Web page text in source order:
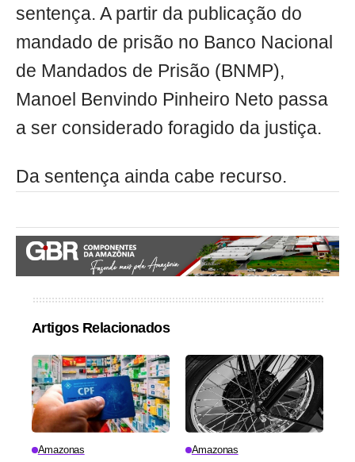
sentença. A partir da publicação do
mandado de prisão no Banco Nacional
de Mandados de Prisão (BNMP),
Manoel Benvindo Pinheiro Neto passa
a ser considerado foragido da justiça.
Da sentença ainda cabe recurso.
Artigos Relacionados
Amazonas Amazonas